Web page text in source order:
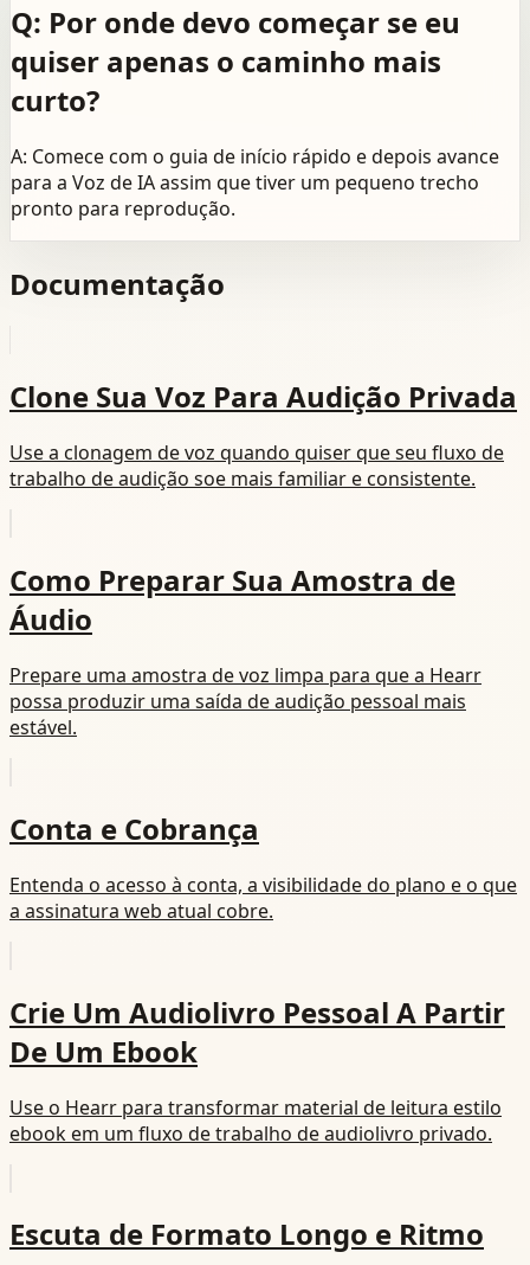
Q: Por onde devo começar se eu
quiser apenas o caminho mais
curto?
A: Comece com o guia de início rápido e depois avance
para a Voz de IA assim que tiver um pequeno trecho
pronto para reprodução.
Documentação
Clone Sua Voz Para Audição Privada
Use a clonagem de voz quando quiser que seu fluxo de
trabalho de audição soe mais familiar e consistente.
Como Preparar Sua Amostra de
Áudio
Prepare uma amostra de voz limpa para que a Hearr
possa produzir uma saída de audição pessoal mais
estável.
Conta e Cobrança
Entenda o acesso à conta, a visibilidade do plano e o que
a assinatura web atual cobre.
Crie Um Audiolivro Pessoal A Partir
De Um Ebook
Use o Hearr para transformar material de leitura estilo
ebook em um fluxo de trabalho de audiolivro privado.
Escuta de Formato Longo e Ritmo